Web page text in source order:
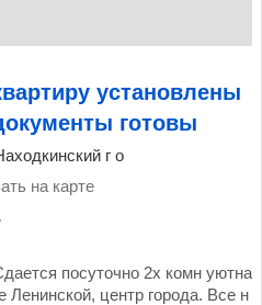
установлены
готовы
г о
на карте
посуточно 2х комн уютна
Ленинской, центр города. Все н